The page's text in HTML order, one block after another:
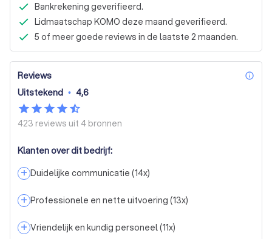
Bankrekening geverifieerd.
Lidmaatschap KOMO deze maand geverifieerd.
5 of meer goede reviews in de laatste 2 maanden.
Reviews
Uitstekend • 4,6
423 reviews uit 4 bronnen
Klanten over dit bedrijf:
+ Duidelijke communicatie (14x)
+ Professionele en nette uitvoering (13x)
+ Vriendelijk en kundig personeel(11x)